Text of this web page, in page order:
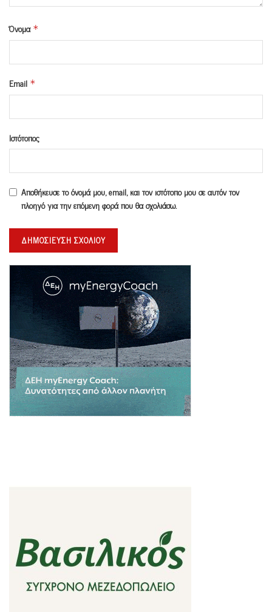
Όνομα *
Email *
Ιστότοπος
Αποθήκευσε το όνομά μου, email, και τον ιστότοπο μου σε αυτόν τον
πλοηγό για την επόμενη φορά που θα σχολιάσω.